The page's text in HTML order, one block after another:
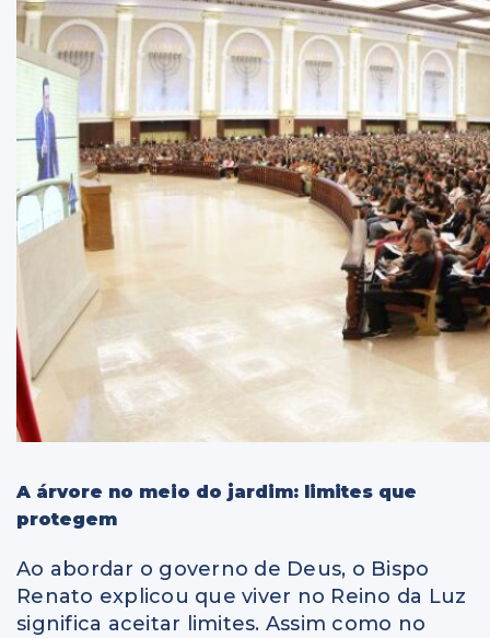
A árvore no meio do jardim: limites que
protegem
Ao abordar o governo de Deus, o Bispo
Renato explicou que viver no Reino da Luz
significa aceitar limites. Assim como no